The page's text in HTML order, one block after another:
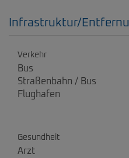
Infrastruktur/
Verkehr
Bus
Straßenbahn / Bus
Flughafen
Gesundheit
Arzt